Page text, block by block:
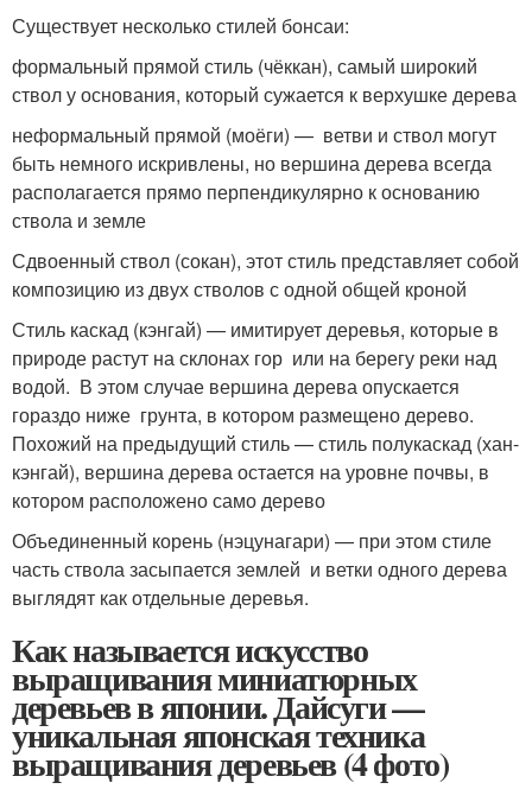
Существует несколько стилей бонсаи:
формальный прямой стиль (чёккан), самый широкий
ствол у основания, который сужается к верхушке дерева
неформальный прямой (моёги) — ветви и ствол могут
быть немного искривлены, но вершина дерева всегда
располагается прямо перпендикулярно к основанию
ствола и земле
Сдвоенный ствол (сокан), этот стиль представляет собой
композицию из двух стволов с одной общей кроной
Стиль каскад (кэнгай) — имитирует деревья, которые в
природе растут на склонах гор или на берегу реки над
водой. В этом случае вершина дерева опускается
гораздо ниже грунта, в котором размещено дерево.
Похожий на предыдущий стиль — стиль полукаскад (хан-
кэнгай), вершина дерева остается на уровне почвы, в
котором расположено само дерево
Объединенный корень (нэцунагари) — при этом стиле
часть ствола засыпается землей и ветки одного дерева
выглядят как отдельные деревья.
Как называется искусство
выращивания миниатюрных
деревьев в японии. Дайсуги —
уникальная японская техника
выращивания деревьев (4 фото)